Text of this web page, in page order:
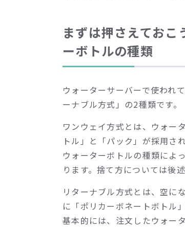
まずは押さえてお
ーボトルの種類
ウォーターサーバーで使われ
ーナブル方式」の2種類です。
ワンウェイ方式とは、ウォー
トル」と「パック」が採用さ
ウォーターボトルの種類によ
ります。捨て方については後述
リターナブル方式とは、空に
に「ポリカーボネートボトル
基本的には、注文したウォー